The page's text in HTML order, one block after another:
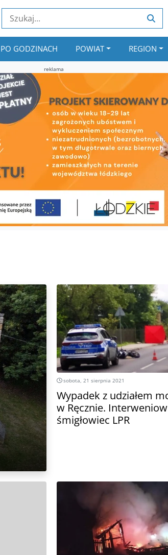
PO GODZINACH POWIAT REGION
reklama
sobota, 21 sierpnia 2021
Wypadek z udziałem
w Ręcznie.
śmigłowiec LPR